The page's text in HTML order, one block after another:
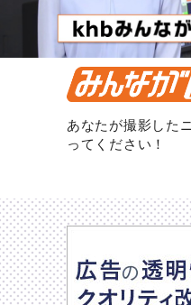
あなたが撮影した
ってください！